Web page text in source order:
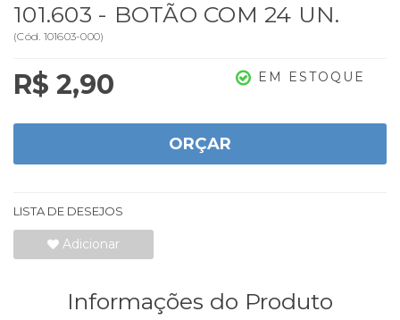
101.603 - BOTÃO COM 24 UN.
(Cód. 101603-000)
R$ 2,90 EM ESTOQUE
ORÇAR
LISTA DE DESEJOS
Adicionar
Informações do Produto